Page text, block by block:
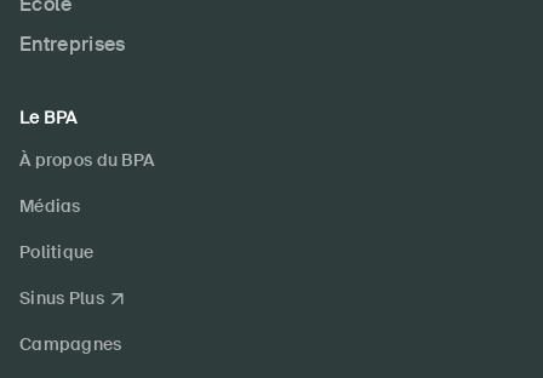
Entreprises
Le BPA
À propos du BPA
Médias
Politique
Sinus Plus
Campagnes